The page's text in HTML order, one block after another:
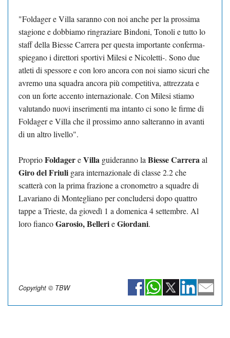
"Foldager e Villa saranno con noi anche per la prossima
stagione e dobbiamo ringraziare Bindoni, Tonoli e tutto lo
staff della Biesse Carrera per questa importante conferma-
spiegano i direttori sportivi Milesi e Nicoletti-. Sono due
atleti di spessore e con loro ancora con noi siamo sicuri che
avremo una squadra ancora più competitiva, attrezzata e
con un forte accento internazionale. Con Milesi stiamo
valutando nuovi inserimenti ma intanto ci sono le firme di
Foldager e Villa che il prossimo anno salteranno in avanti
di un altro livello".
ProprioFoldagereVilla guideranno la Biesse Carreraal
Giro del Friuli gara internazionale di classe 2.2 che
scatterà con la prima frazione a cronometro a squadre di
Lavariano di Montegliano per concludersi dopo quattro
tappe a Trieste, da giovedì 1 a domenica 4 settembre. Al
loro fiancoGarosio, BellerieGiordani.
Copyright © TBW